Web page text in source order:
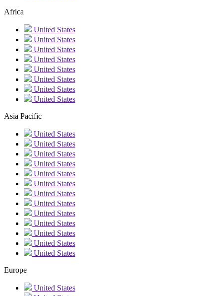
Africa
United States
United States
United States
United States
United States
United States
United States
United States
Asia Pacific
United States
United States
United States
United States
United States
United States
United States
United States
United States
United States
United States
United States
United States
Europe
United States